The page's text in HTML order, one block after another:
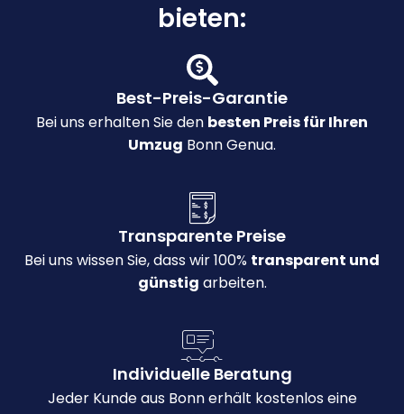
bieten:
Best-Preis-Garantie
Bei uns erhalten Sie den besten Preis für Ihren
Umzug Bonn Genua.
Transparente Preise
Bei uns wissen Sie, dass wir 100% transparent und
günstig arbeiten.
Individuelle Beratung
Jeder Kunde aus Bonn erhält kostenlos eine